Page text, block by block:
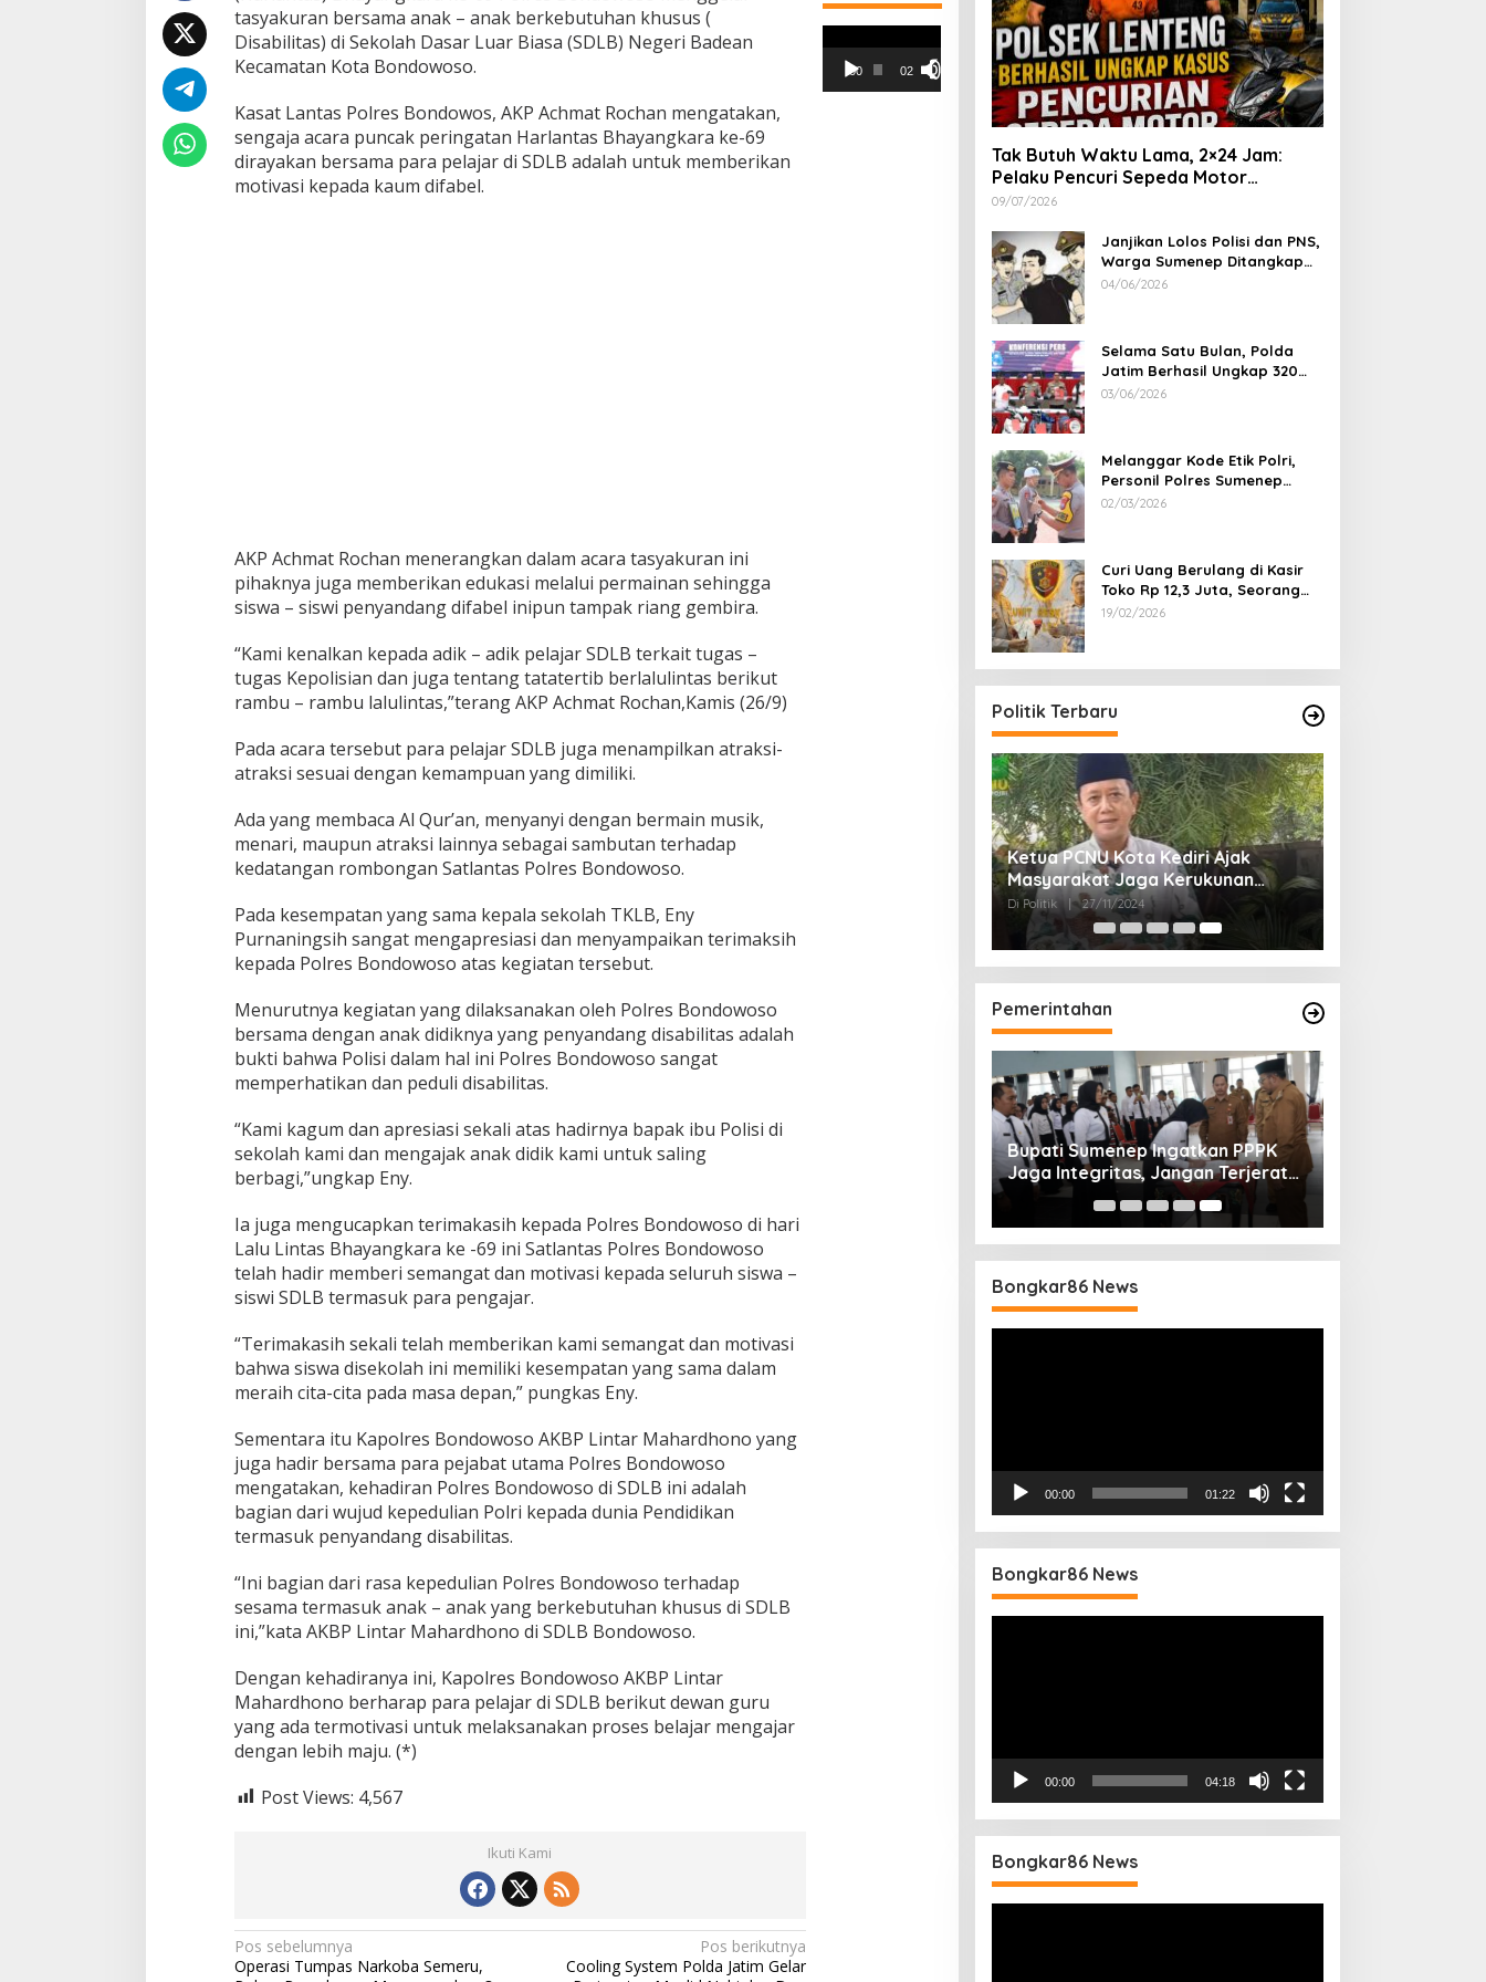
n
g
t
H
a
r
a
-
6
9
d
S
D
L
B
tasyakuran bersama anak – anak berkebutuhan khusus (
Disabilitas) di Sekolah Dasar Luar Biasa (SDLB) Negeri Badean
Kecamatan Kota Bondowoso.
Kasat Lantas Polres Bondowos, AKP Achmat Rochan mengatakan,
sengaja acara puncak peringatan Harlantas Bhayangkara ke-69
dirayakan bersama para pelajar di SDLB adalah untuk memberikan
motivasi kepada kaum difabel.
AKP Achmat Rochan menerangkan dalam acara tasyakuran ini
pihaknya juga memberikan edukasi melalui permainan sehingga
siswa – siswi penyandang difabel inipun tampak riang gembira.
“Kami kenalkan kepada adik – adik pelajar SDLB terkait tugas –
tugas Kepolisian dan juga tentang tatatertib berlalulintas berikut
rambu – rambu lalulintas,”terang AKP Achmat Rochan,Kamis (26/9)
Pada acara tersebut para pelajar SDLB juga menampilkan atraksi-
atraksi sesuai dengan kemampuan yang dimiliki.
Ada yang membaca Al Qur’an, menyanyi dengan bermain musik,
menari, maupun atraksi lainnya sebagai sambutan terhadap
kedatangan rombongan Satlantas Polres Bondowoso.
Pada kesempatan yang sama kepala sekolah TKLB, Eny
Purnaningsih sangat mengapresiasi dan menyampaikan terimaksih
kepada Polres Bondowoso atas kegiatan tersebut.
Menurutnya kegiatan yang dilaksanakan oleh Polres Bondowoso
bersama dengan anak didiknya yang penyandang disabilitas adalah
bukti bahwa Polisi dalam hal ini Polres Bondowoso sangat
memperhatikan dan peduli disabilitas.
“Kami kagum dan apresiasi sekali atas hadirnya bapak ibu Polisi di
sekolah kami dan mengajak anak didik kami untuk saling
berbagi,”ungkap Eny.
Ia juga mengucapkan terimakasih kepada Polres Bondowoso di hari
Lalu Lintas Bhayangkara ke -69 ini Satlantas Polres Bondowoso
telah hadir memberi semangat dan motivasi kepada seluruh siswa –
siswi SDLB termasuk para pengajar.
“Terimakasih sekali telah memberikan kami semangat dan motivasi
bahwa siswa disekolah ini memiliki kesempatan yang sama dalam
meraih cita-cita pada masa depan,” pungkas Eny.
Sementara itu Kapolres Bondowoso AKBP Lintar Mahardhono yang
juga hadir bersama para pejabat utama Polres Bondowoso
mengatakan, kehadiran Polres Bondowoso di SDLB ini adalah
bagian dari wujud kepedulian Polri kepada dunia Pendidikan
termasuk penyandang disabilitas.
“Ini bagian dari rasa kepedulian Polres Bondowoso terhadap
sesama termasuk anak – anak yang berkebutuhan khusus di SDLB
ini,”kata AKBP Lintar Mahardhono di SDLB Bondowoso.
Dengan kehadiranya ini, Kapolres Bondowoso AKBP Lintar
Mahardhono berharap para pelajar di SDLB berikut dewan guru
yang ada termotivasi untuk melaksanakan proses belajar mengajar
dengan lebih maju. (*)
Post Views: 4,567
Ikuti Kami
N
Pos sebelumnya
Operasi Tumpas Narkoba Semeru,
Pos berikutnya
Cooling System Polda Jatim Gelar
Video
00:00 02:42
Tak Butuh Waktu Lama, 2×24 Jam:
Pelaku Pencuri Sepeda Motor
Langsung Diringkus Polsek Lenteng di
09/07/2026
Janjikan Lolos Polisi dan PNS,
Warga Sumenep Ditangkap
Polres Sampang, Korban Rugi
04/06/2026
Selama Satu Bulan, Polda
Jatim Berhasil Ungkap 320
Kasus Kejahatan Jalanan, BB
03/06/2026
Melanggar Kode Etik Polri,
Personil Polres Sumenep
Dipecat
02/03/2026
Curi Uang Berulang di Kasir
Toko Rp 12,3 Juta, Seorang
Pemuda Diamankan Tim
19/02/2026
Politik Terbaru
PWNU Jateng Apresiasi Pilkada
Berjalan Damai, Gus Rozin:
Belum Diumumkan KPU
Pamekasan, Pasangan Kharisma
KH Imam Hasyim Nyoblos di TPS
002 Desa Aengbaja Raja,
Ketua PCNU Kota Kediri Ajak
Masyarakat Jaga Kerukunan
Gunakan Hak Pilih di Pilkada 2024
Di Politik | 27/11/2024
Pemerintahan
Bupati Sumenep Apresiasi
Kepedulian Pengusaha Properti
Naik Status Tipe B, RSUD dr Moh
Anwar Sumenep Jadi Rumah Sakit
Rujukan Berjenjang
Bupati Sumenep Resmi Lantik
Bupati Sumenep Ingatkan PPPK
Jaga Integritas, Jangan Terjerat
Perselingkuhan dan Judi Online
Bongkar86 News
00:00 01:22
Bongkar86 News
00:00 04:18
Bongkar86 News